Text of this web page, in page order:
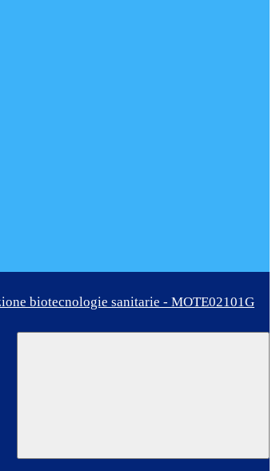
biotecnologie sanitarie - MOTE02101G